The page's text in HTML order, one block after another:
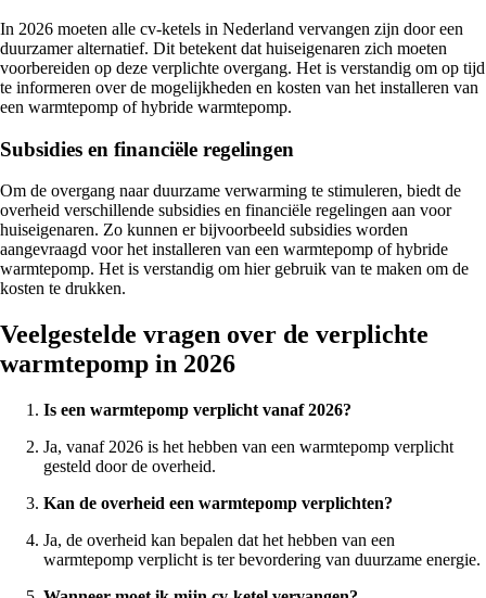
In 2026 moeten alle cv-ketels in Nederland vervangen zijn door een
duurzamer alternatief. Dit betekent dat huiseigenaren zich moeten
voorbereiden op deze verplichte overgang. Het is verstandig om op tijd
te informeren over de mogelijkheden en kosten van het installeren van
een warmtepomp of hybride warmtepomp.
Subsidies en financiële regelingen
Om de overgang naar duurzame verwarming te stimuleren, biedt de
overheid verschillende subsidies en financiële regelingen aan voor
huiseigenaren. Zo kunnen er bijvoorbeeld subsidies worden
aangevraagd voor het installeren van een warmtepomp of hybride
warmtepomp. Het is verstandig om hier gebruik van te maken om de
kosten te drukken.
Veelgestelde vragen over de verplichte
warmtepomp in 2026
Is een warmtepomp verplicht vanaf 2026?
Ja, vanaf 2026 is het hebben van een warmtepomp verplicht
gesteld door de overheid.
Kan de overheid een warmtepomp verplichten?
Ja, de overheid kan bepalen dat het hebben van een
warmtepomp verplicht is ter bevordering van duurzame energie.